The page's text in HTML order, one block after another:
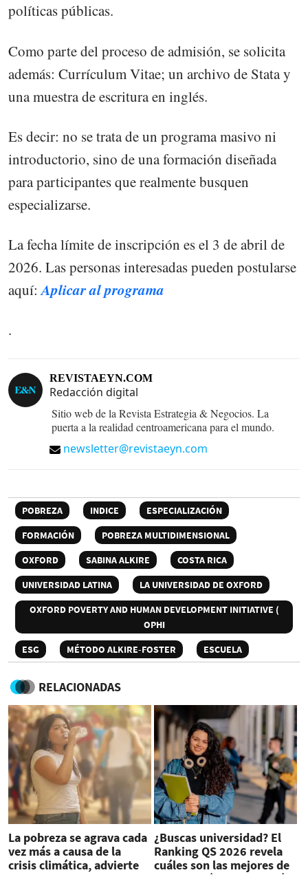
políticas públicas.
Como parte del proceso de admisión, se solicita
además: Currículum Vitae; un archivo de Stata y
una muestra de escritura en inglés.
Es decir: no se trata de un programa masivo ni
introductorio, sino de una formación diseñada
para participantes que realmente busquen
especializarse.
La fecha límite de inscripción es el 3 de abril de
2026. Las personas interesadas pueden postularse
aquí:Aplicar al programa
.
REVISTAEYN.COM
Redacción digital
Sitio web de la Revista Estrategia & Negocios. La
puerta a la realidad centroamericana para el mundo.
newsletter@revistaeyn.com
POBREZA INDICE
ESPECIALIZACIÓN
FORMACIÓN
POBREZA MULTIDIMENSIONAL
OXFORD
SABINA ALKIRE
COSTA RICA
UNIVERSIDAD LATINA
LA UNIVERSIDAD DE OXFORD
OXFORD POVERTY AND HUMAN DEVELOPMENT INITIATIVE (
OPHI
ESG
MÉTODO ALKIRE-FOSTER ESCUELA
RELACIONADAS
La pobreza se agrava cada
vez más a causa de la
crisis climática, advierte
¿Buscas universidad? El
Ranking QS 2026 revela
cuáles son las mejores de
Centroamérica y la región